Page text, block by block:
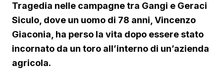
Tragedia nelle campagne tra Gangi e Geraci
Siculo, dove un uomo di 78 anni, Vincenzo
Giaconia, ha perso la vita dopo essere stato
incornato da un toro all’interno di un’azienda
agricola.